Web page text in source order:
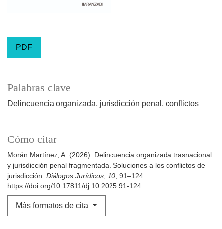
PDF
Palabras clave
Delincuencia organizada jurisdicción penal conflictos
Cómo citar
Morán Martínez, A. (2026). Delincuencia organizada trasnacional
y jurisdicción penal fragmentada. Soluciones a los conflictos de
jurisdicción. Diálogos Jurídicos, 10, 91–124.
https://doi.org/10.17811/dj.10.2025.91-124
Más formatos de cita